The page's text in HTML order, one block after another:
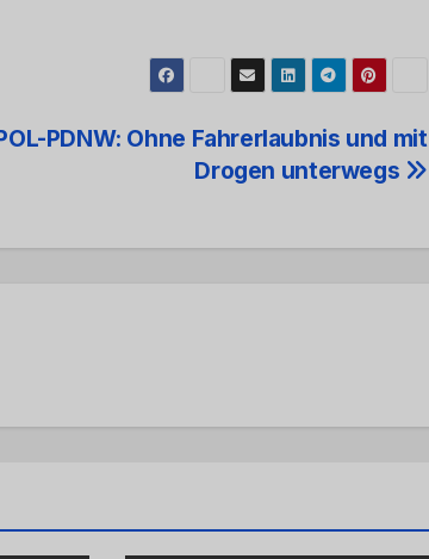
PDNW: Ohne Fahrerlaubnis und mit
Drogen unterwegs